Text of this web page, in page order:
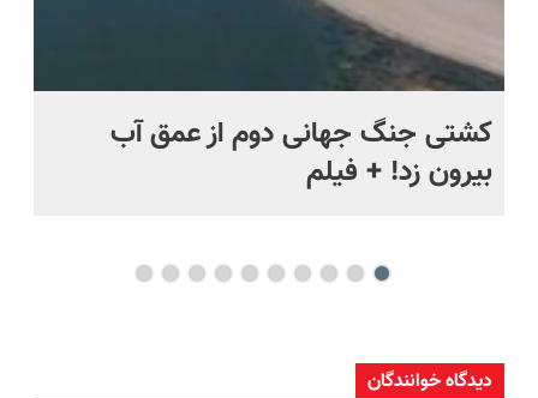
کشتی‌ جنگ جهانی دوم از عمق آب
بیرون زد! + فیلم
دیدگاه خوانندگان